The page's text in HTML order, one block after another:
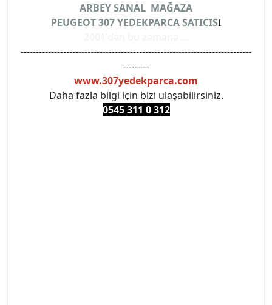
ARBEY SANAL MAĞAZA
PEUGEOT 307 YEDEKPARCA SATICISI
----------------------------------------------------------------------------
---------
www.307yedekparca.com
Daha fazla bilgi için bizi ulaşabilirsiniz.
0545 311 0 312